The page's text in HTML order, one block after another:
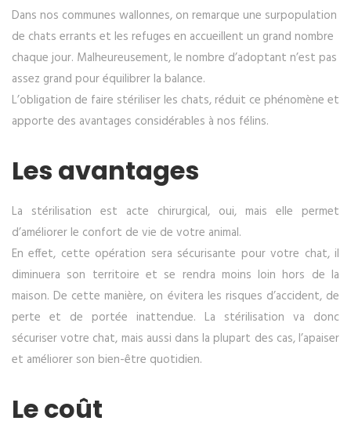
Dans nos communes wallonnes, on remarque une surpopulation
de chats errants et les refuges en accueillent un grand nombre
chaque jour. Malheureusement, le nombre d’adoptant n’est pas
assez grand pour équilibrer la balance.
L’obligation de faire stériliser les chats, réduit ce phénomène et
apporte des avantages considérables à nos félins.
Les avantages
La stérilisation est acte chirurgical, oui, mais elle permet
d’améliorer le confort de vie de votre animal.
En effet, cette opération sera sécurisante pour votre chat, il
diminuera son territoire et se rendra moins loin hors de la
maison. De cette manière, on évitera les risques d’accident, de
perte et de portée inattendue. La stérilisation va donc
sécuriser votre chat, mais aussi dans la plupart des cas, l’apaiser
et améliorer son bien-être quotidien.
Le coût